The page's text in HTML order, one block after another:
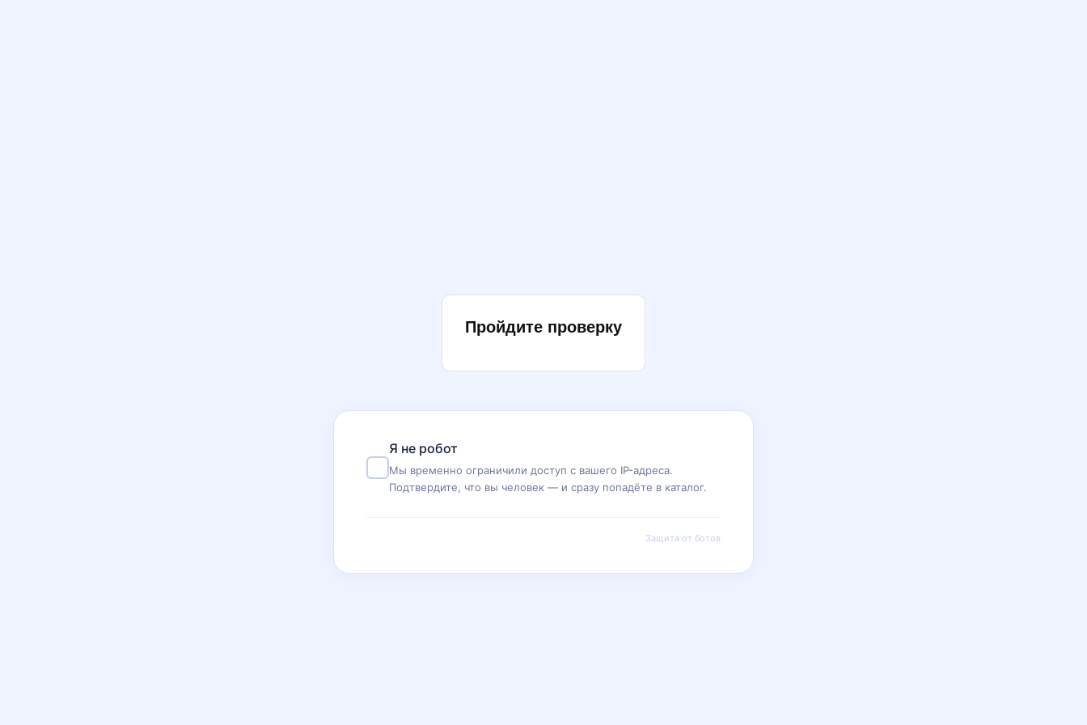
Пройдите проверку
Я не робот
Мы временно ограничили доступ с вашего IP-адреса.
Подтвердите, что вы человек — и сразу попадёте в каталог.
Защита от ботов